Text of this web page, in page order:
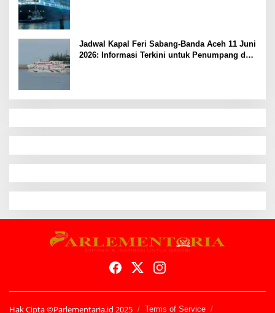
Jadwal Kapal Feri Sabang-Banda Aceh 11 Juni
2026: Informasi Terkini untuk Penumpang dan
Hak Cipta ©Parlementaria.id 2025 Terms of Service